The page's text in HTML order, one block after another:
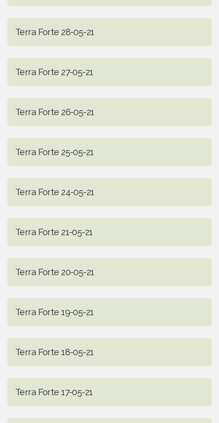
Terra Forte 28-05-21
Terra Forte 27-05-21
Terra Forte 26-05-21
Terra Forte 25-05-21
Terra Forte 24-05-21
Terra Forte 21-05-21
Terra Forte 20-05-21
Terra Forte 19-05-21
Terra Forte 18-05-21
Terra Forte 17-05-21